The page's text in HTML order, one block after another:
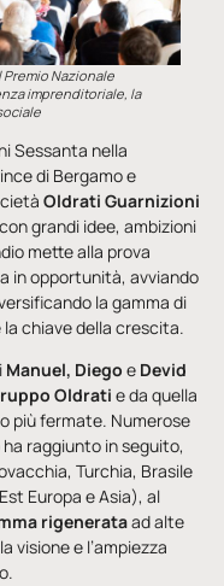
Premio Nazionale
imprenditoriale, la
Sessanta nella
di Bergamo e
Oldrati Guarnizioni
grandi idee, ambizioni
mette alla prova
in opportunità, avviando
la gamma di
chiave della crescita.
Manuel, Diego e Devid
Oldrati e da quella
più fermate. Numerose
raggiunto in seguito,
Turchia, Brasile
Europa e Asia), al
rigenerataad alte
visione e l’ampiezza